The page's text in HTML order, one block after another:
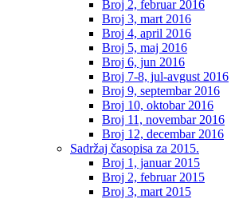
Broj 2, februar 2016
Broj 3, mart 2016
Broj 4, april 2016
Broj 5, maj 2016
Broj 6, jun 2016
Broj 7-8, jul-avgust 2016
Broj 9, septembar 2016
Broj 10, oktobar 2016
Broj 11, novembar 2016
Broj 12, decembar 2016
Sadržaj časopisa za 2015.
Broj 1, januar 2015
Broj 2, februar 2015
Broj 3, mart 2015